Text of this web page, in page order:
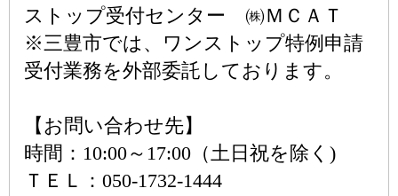
ストップ受付センター ㈱ＭＣＡＴ
※三豊市では、ワンストップ特例申請
受付業務を外部委託しております。
【お問い合わせ先】
時間：10:00～17:00（土日祝を除く)
ＴＥＬ：050-1732-1444